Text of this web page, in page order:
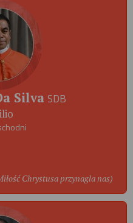
Silva SDB
Chrystusa przynagla nas)